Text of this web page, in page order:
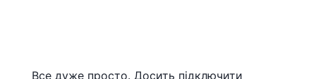
Все дуже просто. Досить підключити